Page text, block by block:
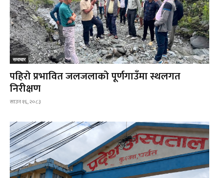
समाचार
पहिरो प्रभावित जलजलाको पूर्णगाउँमा स्थलगत
निरीक्षण
साउन १६, २०८३